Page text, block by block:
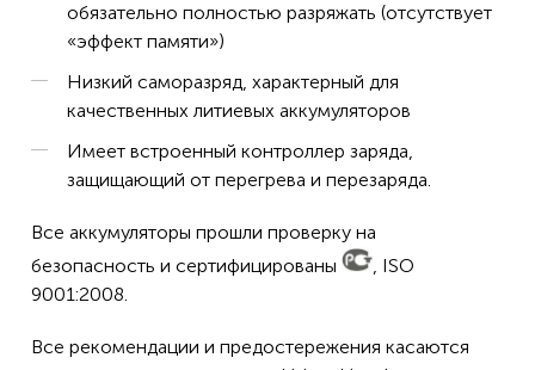
обязательно полностью разряжать (отсутствует
«эффект памяти»)
Низкий саморазряд, характерный для
качественных литиевых аккумуляторов
Имеет встроенный контроллер заряда,
защищающий от перегрева и перезаряда.
Все аккумуляторы прошли проверку на
безопасность и сертифицированы
, ISO
9001:2008.
Все рекомендации и предостережения касаются